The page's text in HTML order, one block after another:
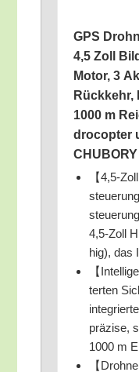
GPS
4,5 Zoll
Motor, 3
Rück­kehr,
1000 m
dro­c­op­ter
【
4,5‑Zoll
hig), das
【
ter­ten
prä­zi­se,
1000 m
【